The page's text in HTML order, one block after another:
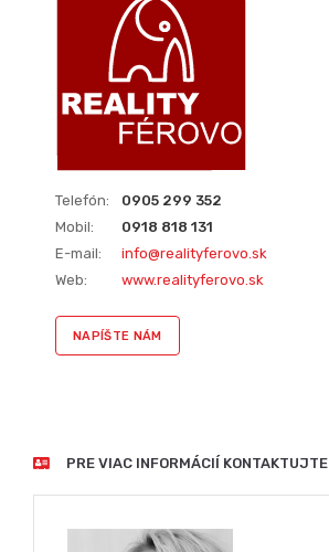
Telefón:
0905 299 352
Mobil:
0918 818 131
E-mail:
info@realityferovo.sk
Web:
www.realityferovo.sk
NAPÍŠTE NÁM
PRE VIAC INFORMÁCIÍ KONTAKTUJTE